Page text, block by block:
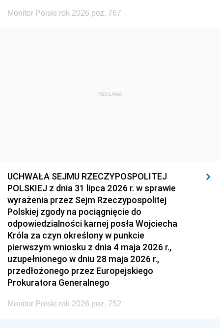
Monitor Polski rok 2026 poz. 767
REKLAMA
UCHWAŁA SEJMU RZECZYPOSPOLITEJ
POLSKIEJ z dnia 31 lipca 2026 r. w sprawie
wyrażenia przez Sejm Rzeczypospolitej
Polskiej zgody na pociągnięcie do
odpowiedzialności karnej posła Wojciecha
Króla za czyn określony w punkcie
pierwszym wniosku z dnia 4 maja 2026 r.,
uzupełnionego w dniu 28 maja 2026 r.,
przedłożonego przez Europejskiego
Prokuratora Generalnego
Monitor Polski rok 2026 poz. 752